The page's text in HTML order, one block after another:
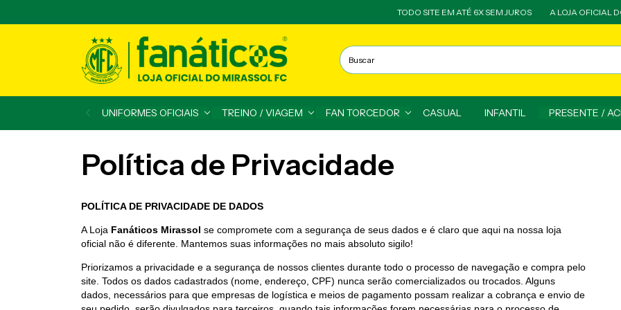
TODO SITE EM ATÉ 6X SEM JUROS A LOJA OFICIAL DO
UNIFORMES OFICIAIS TREINO / VIAGEM FAN TORCEDOR CASUAL INFANTIL PRESENTE /
Política de Privacidade
POLÍTICA DE PRIVACIDADE DE DADOS
A Loja Fanáticos Mirassol se compromete com a segurança de seus dados e é claro que aqui na nossa loja
oficial não é diferente. Mantemos suas informações no mais absoluto sigilo!
Priorizamos a privacidade e a segurança de nossos clientes durante todo o processo de navegação e compra pelo
site. Todos os dados cadastrados (nome, endereço, CPF) nunca serão comercializados ou trocados. Alguns
dados, necessários para que empresas de logística e meios de pagamento possam realizar a cobrança e envio de